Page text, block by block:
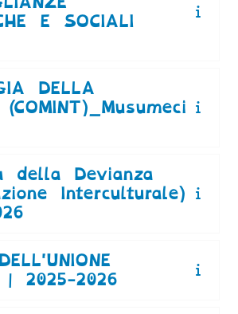
E SOCIALI
DELLA
(COMINT)_Musumeci
della Devianza
Interculturale)
| 2025-2026